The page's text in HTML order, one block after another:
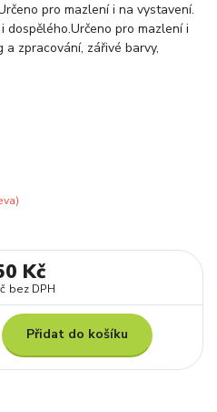
pro mazlení i na vystavení.
pro mazlení i
zpracování, zářivé barvy,
Kč
bez DPH
Přidat do košíku